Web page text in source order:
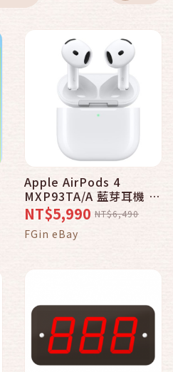
Apple AirPods 4
MXP93TA/A 藍芽耳機 主
動式降噪款 _ 台灣公司貨
(2024)
NT$5,990 NT$6,490
FGin eBay